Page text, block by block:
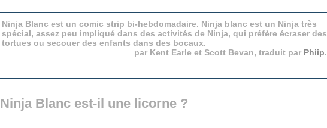
Ninja Blanc est un comic strip bi-hebdomadaire. Ninja blanc est un Ninja très
spécial, assez peu impliqué dans des activités de Ninja, qui préfère écraser des
tortues ou secouer des enfants dans des bocaux.
par Kent Earle et Scott Bevan, traduit par Phiip.
Ninja Blanc est-il une licorne ?